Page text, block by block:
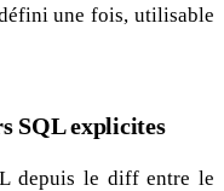
une fois, utilisable
SQL explicites
depuis le diff entre le